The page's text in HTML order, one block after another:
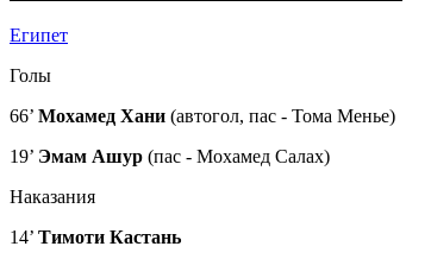
Египет
Голы
66’ Мохамед Хани (автогол, пас - Тома Менье)
19’ Эмам Ашур (пас - Мохамед Салах)
Наказания
14’ Тимоти Кастань